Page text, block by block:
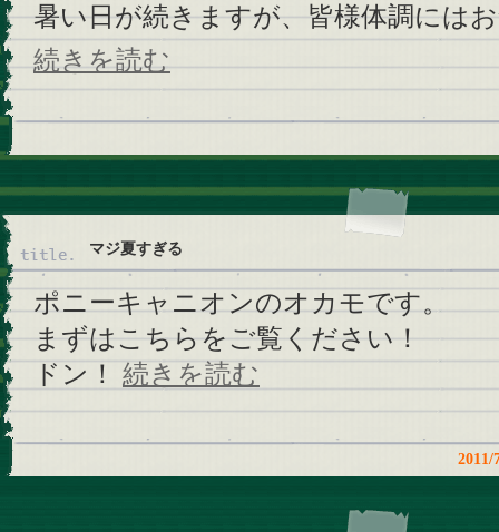
暑い日が続きますが、皆様体調には
続きを読む
マジ夏すぎる
ポニーキャニオンのオカモです。
まずはこちらをご覧ください！
ドン！ 続きを読む